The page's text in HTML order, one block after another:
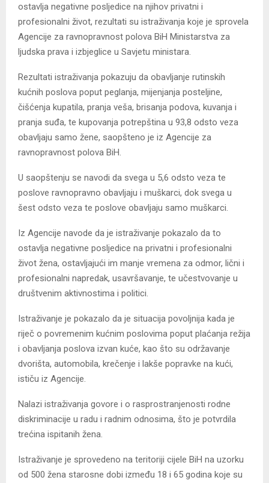
ostavlja negativne posljedice na njihov privatni i
profesionalni život, rezultati su istraživanja koje je sprovela
Agencije za ravnopravnost polova BiH Ministarstva za
ljudska prava i izbjeglice u Savjetu ministara.
Rezultati istraživanja pokazuju da obavljanje rutinskih
kućnih poslova poput peglanja, mijenjanja posteljine,
čišćenja kupatila, pranja veša, brisanja podova, kuvanja i
pranja suđa, te kupovanja potrepština u 93,8 odsto veza
obavljaju samo žene, saopšteno je iz Agencije za
ravnopravnost polova BiH.
U saopštenju se navodi da svega u 5,6 odsto veza te
poslove ravnopravno obavljaju i muškarci, dok svega u
šest odsto veza te poslove obavljaju samo muškarci.
Iz Agencije navode da je istraživanje pokazalo da to
ostavlja negativne posljedice na privatni i profesionalni
život žena, ostavljajući im manje vremena za odmor, lični i
profesionalni napredak, usavršavanje, te učestvovanje u
društvenim aktivnostima i politici.
Istraživanje je pokazalo da je situacija povoljnija kada je
riječ o povremenim kućnim poslovima poput plaćanja režija
i obavljanja poslova izvan kuće, kao što su održavanje
dvorišta, automobila, krečenje i lakše popravke na kući,
ističu iz Agencije.
Nalazi istraživanja govore i o rasprostranjenosti rodne
diskriminacije u radu i radnim odnosima, što je potvrdila
trećina ispitanih žena.
Istraživanje je sprovedeno na teritoriji cijele BiH na uzorku
od 500 žena starosne dobi između 18 i 65 godina koje su